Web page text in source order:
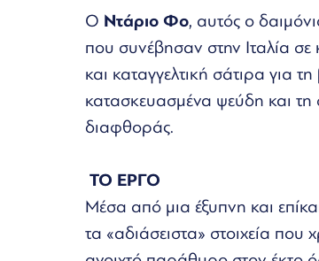
Ο Ντάριο Φο, αυτός ο
που συνέβησαν στην Ιταλία
και καταγγελτική σάτιρα για
κατασκευασμένα ψεύδη και τη
διαφθοράς.
ΤΟ ΕΡΓΟ
Μέσα από μια έξυπνη και
τα «αδιάσειστα» στοιχεία που